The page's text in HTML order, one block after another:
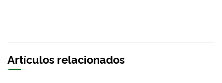
Artículos relacionados